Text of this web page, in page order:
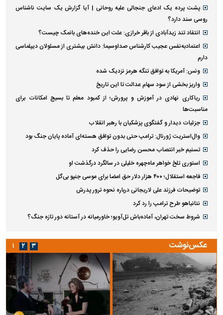
پشت پرده یک ادعای جنجالی علیه روحانی | آیا گزارش یک سایت ناشناس
روسی سند دارد؟
انتقاد تند زیدآبادی از باقر خرازی: علت این خنده‌های بانمک چیست؟
اعتمادبه‌نفس عجیب کارشناس صداوسیما: دانش بیشتری از مسئولان دیپلماسی
دارم
ونس: آمریکا به توافق تنگه هرمز نزدیک شده
واریز بخشی از سود سهام عدالت تا این تاریخ
ریاکاری نهادی در آموزش و پرورش؛ از کمبود معلم تا بسیج امکانات برای
مناسبت‌ها
جزئیات دیدار و گفتگوی پزشکیان با رهبر انقلاب
وال‌استریت ژورنال: ترامپ حتی بدون توافق هسته‌ای آماده پایان جنگ بود
تسنیم خبر انتصاب محسن رضایی را حذف کرد
استوری تلخ خواهر ماه‌چهره خلیلی در سالگرد درگذشت او
فاجعه استقلال؛ ۴۰۰ هزار دلار حق امضا برای موسی جنپو بی‌گل
توضیحات فرزند علی لاریجانی درباره نحوه ترور پدرش
نتانیاهو طرح ترامپ را رد کرد
شروط سخت تهران، آماده‌باش تل‌آویو؛ خاورمیانه در آستانه دور تازه جنگ؟
عکس‌نوشت ۱ ۲ ۳